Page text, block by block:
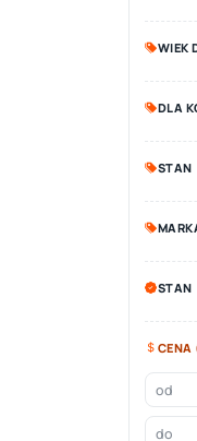
WIEK
DLA
STAN
STAN
CENA